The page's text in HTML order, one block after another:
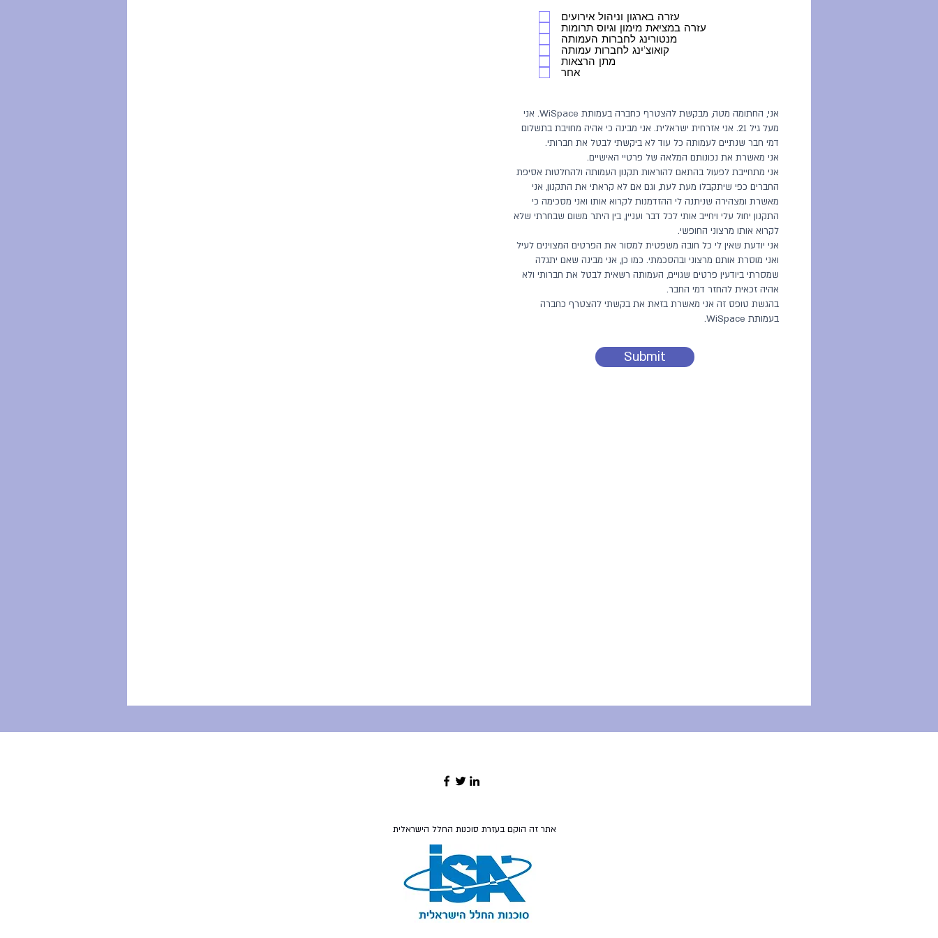
ב
ה
עזרה בארגון וניהול אירועים
עזרה במציאת מימון וגיוס תרומות
מנטורינג לחברות העמותה
קואוצ'ינג לחברות עמותה
מתן הרצאות
אחר
אני, החתומה מטה, מבקשת להצטרף כחברה בעמותת WiSpace. אני
מעל גיל 21. אני אזרחית ישראלית. אני מבינה כי אהיה מחויבת בתשלום
דמי חבר שנתיים לעמותה כל עוד לא ביקשתי לבטל את חברותי.
אני מאשרת את נכונותם המלאה של פרטיי האישיים.
אני מתחייבת לפעול בהתאם להוראות תקנון העמותה ולהחלטות אסיפת
החברים כפי שיתקבלו מעת לעת, וגם אם לא קראתי את התקנון, אני
מאשרת ומצהירה שניתנה לי ההזדמנות לקרוא אותו ואני מסכימה כי
התקנון יחול עלי ויחייב אותי לכל דבר ועניין, בין היתר משום שבחרתי שלא
לקרוא אותו מרצוני החופשי.
אני יודעת שאין לי כל חובה משפטית למסור את הפרטים המצוינים לעיל
ואני מוסרת אותם מרצוני ובהסכמתי. כמו כן, אני מבינה שאם יתגלה
שמסרתי ביודעין פרטים שגויים, העמותה רשאית לבטל את חברותי ולא
אהיה זכאית להחזר דמי החבר.
בהגשת טופס זה אני מאשרת בזאת את בקשתי להצטרף כחברה
בעמותת WiSpace.
Submit
אתר זה הוקם בעזרת סוכנות החלל הישראלית